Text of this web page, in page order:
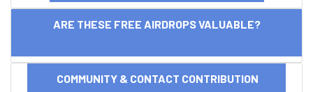
ARE THESE FREE AIRDROPS VALUABLE?
COMMUNITY & CONTACT CONTRIBUTION